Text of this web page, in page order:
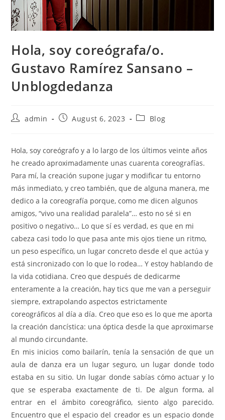
Hola, soy coreógrafa/o.
Gustavo Ramírez Sansano –
Unblogdedanza
Postadmin
PostAugust 6, 2023
PostBlog
Hola, soy coreógrafo y a lo largo de los últimos veinte años
he creado aproximadamente unas cuarenta coreografías.
Para mí, la creación supone jugar y modificar tu entorno
más inmediato, y creo también, que de alguna manera, me
dedico a la coreografía porque, como me dicen algunos
amigos, “vivo una realidad paralela”… esto no sé si en
positivo o negativo… Lo que sí es verdad, es que en mi
cabeza casi todo lo que pasa ante mis ojos tiene un ritmo,
un peso específico, un lugar concreto desde el que actúa y
está sincronizado con lo que lo rodea…Y estoy hablando de
la vida cotidiana. Creo que después de dedicarme
enteramente a la creación, hay tics que me van a perseguir
siempre, extrapolando aspectos estrictamente
coreográficos al día a día. Creo que eso es lo que me aporta
la creación dancística: una óptica desde la que aproximarse
al mundo circundante.
En mis inicios como bailarín, tenía la sensación de que un
aula de danza era un lugar seguro, un lugar donde todo
estaba en su sitio. Un lugar donde sabías cómo actuar y lo
que se esperaba exactamente de ti. De algun forma, al
entrar en el ámbito coreográfico, siento algo parecido.
Encuentro que el espacio del creador es un espacio donde